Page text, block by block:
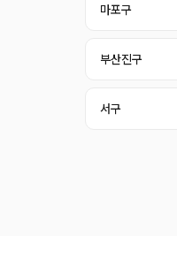
마포구
부산진구
서구